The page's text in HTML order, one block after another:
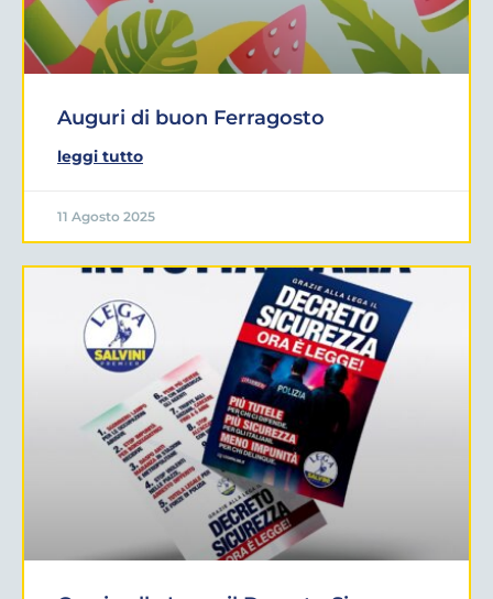
Auguri di buon Ferragosto
leggi tutto
11 Agosto 2025